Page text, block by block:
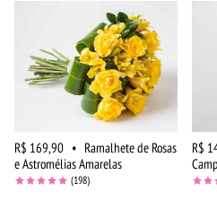
R$ 169,90 • Ramalhete de Rosas
e Astromélias Amarelas
(198)
R$